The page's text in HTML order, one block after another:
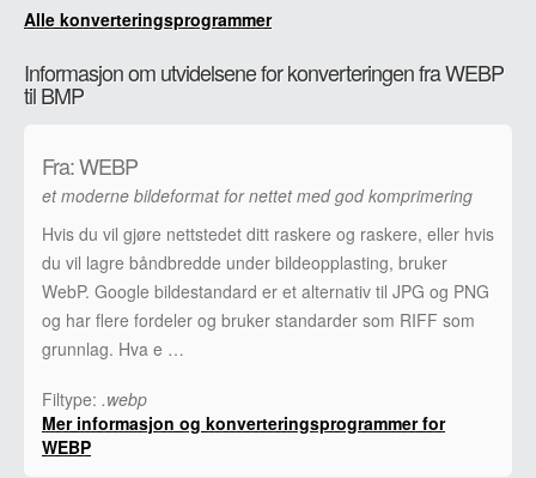
Alle konverteringsprogrammer
Informasjon om utvidelsene for konverteringen fra WEBP
til BMP
Fra: WEBP
et moderne bildeformat for nettet med god komprimering
Hvis du vil gjøre nettstedet ditt raskere og raskere, eller hvis
du vil lagre båndbredde under bildeopplasting, bruker
WebP. Google bildestandard er et alternativ til JPG og PNG
og har flere fordeler og bruker standarder som RIFF som
grunnlag. Hva e …
Filtype: .webp
Mer informasjon og konverteringsprogrammer for
WEBP